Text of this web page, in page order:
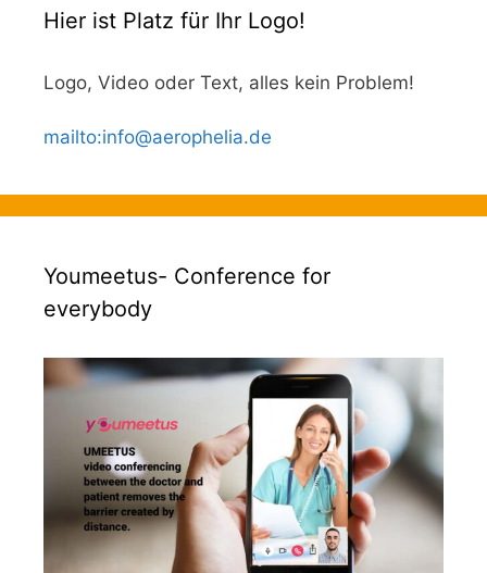
Hier ist Platz für Ihr Logo!
Logo, Video oder Text, alles kein Problem!
mailto:info@aerophelia.de
Youmeetus- Conference for
everybody